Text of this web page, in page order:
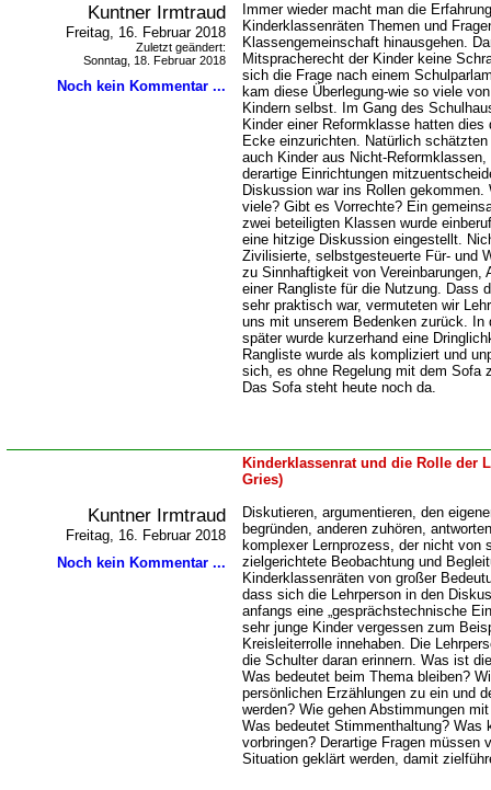
Kuntner Irmtraud
Freitag, 16. Februar 2018
Zuletzt geändert:
Sonntag, 18. Februar 2018
Noch kein Kommentar ...
Immer wieder macht man die
Kinderklassenräten Themen und
Klassengemeinschaft hinausgehen.
Mitspracherecht der Kinder keine
sich die Frage nach einem
kam diese Überlegung-wie so viele
Kindern selbst. Im Gang des
Kinder einer Reformklasse hatten
Ecke einzurichten. Natürlich
auch Kinder aus Nicht-
derartige Einrichtungen
Diskussion war ins Rollen
viele? Gibt es Vorrechte? Ein
zwei beteiligten Klassen wurde
eine hitzige Diskussion eingestellt.
Zivilisierte, selbstgesteuerte Für- und
zu Sinnhaftigkeit von Vereinbarungen,
einer Rangliste für die Nutzung. Dass
sehr praktisch war, vermuteten wir
uns mit unserem Bedenken zurück. In
später wurde kurzerhand eine
Rangliste wurde als kompliziert und
sich, es ohne Regelung mit dem Sofa
Das Sofa steht heute noch da.
Kinderklassenrat und die Rolle der
Gries)
Kuntner Irmtraud
Freitag, 16. Februar 2018
Noch kein Kommentar ...
Diskutieren, argumentieren, den
begründen, anderen zuhören,
komplexer Lernprozess, der nicht von
zielgerichtete Beobachtung und
Kinderklassenräten von großer
dass sich die Lehrperson in den
anfangs eine „gesprächstechnische
sehr junge Kinder vergessen zum
Kreisleiterrolle innehaben. Die
die Schulter daran erinnern. Was ist
Was bedeutet beim Thema bleiben?
persönlichen Erzählungen zu ein und
werden? Wie gehen Abstimmungen
Was bedeutet Stimmenthaltung? Was
vorbringen? Derartige Fragen müssen
Situation geklärt werden, damit